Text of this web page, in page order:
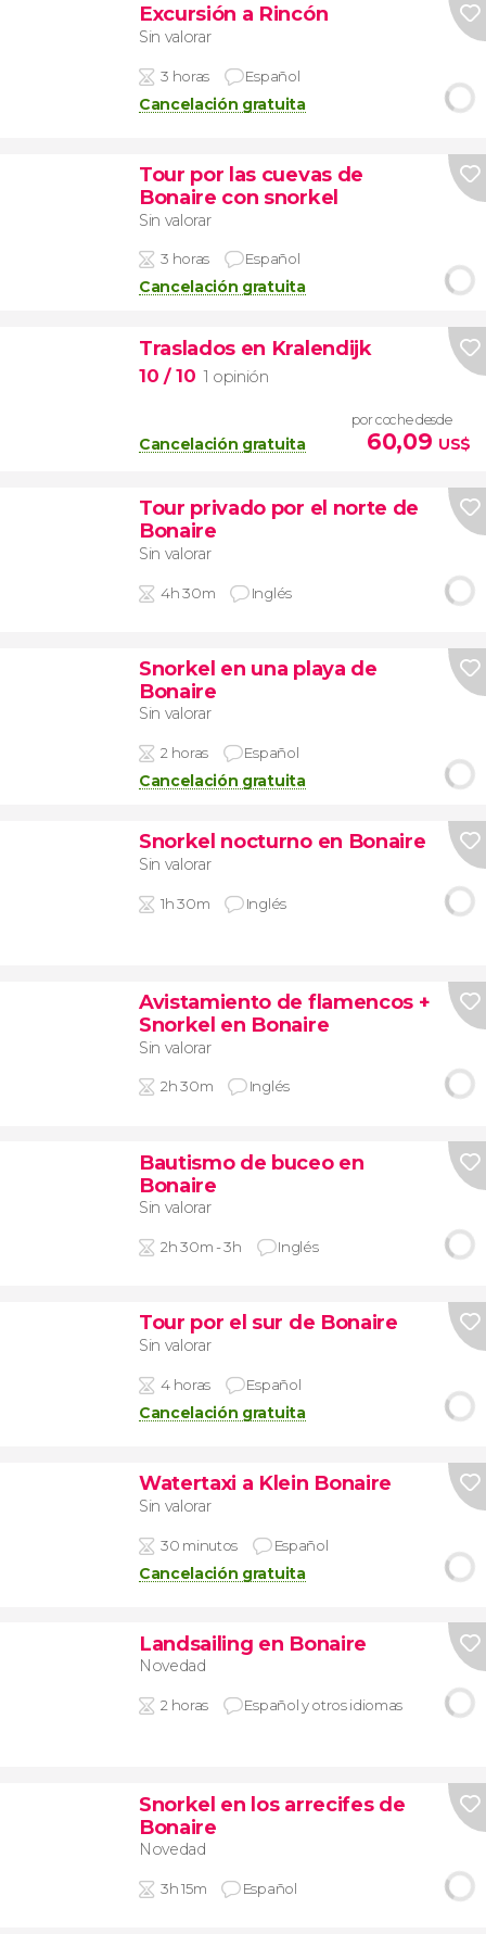
Excursión a Rincón
Sin valorar
3 horas Español
Cancelación gratuita
Tour por las cuevas de
Bonaire con snorkel
Sin valorar
3 horas Español
Cancelación gratuita
Traslados en Kralendijk
10 / 10 1 opinión
Cancelación gratuita
por coche desde
60,09 US$
Tour privado por el norte de
Bonaire
Sin valorar
4h 30m Inglés
Snorkel en una playa de
Bonaire
Sin valorar
2 horas Español
Cancelación gratuita
Snorkel nocturno en Bonaire
Sin valorar
1h 30m Inglés
Avistamiento de flamencos +
Snorkel en Bonaire
Sin valorar
2h 30m Inglés
Bautismo de buceo en
Bonaire
Sin valorar
2h 30m - 3h Inglés
Tour por el sur de Bonaire
Sin valorar
4 horas Español
Cancelación gratuita
Watertaxi a Klein Bonaire
Sin valorar
30 minutos Español
Cancelación gratuita
Landsailing en Bonaire
Novedad
2 horas Español y otros idiomas
Snorkel en los arrecifes de
Bonaire
Novedad
3h 15m Español